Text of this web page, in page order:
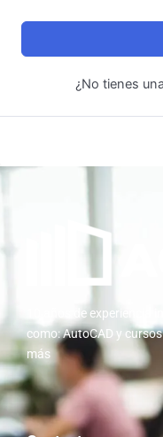
¿No tienes
10 años de experiencia
como: AutoCAD y
más